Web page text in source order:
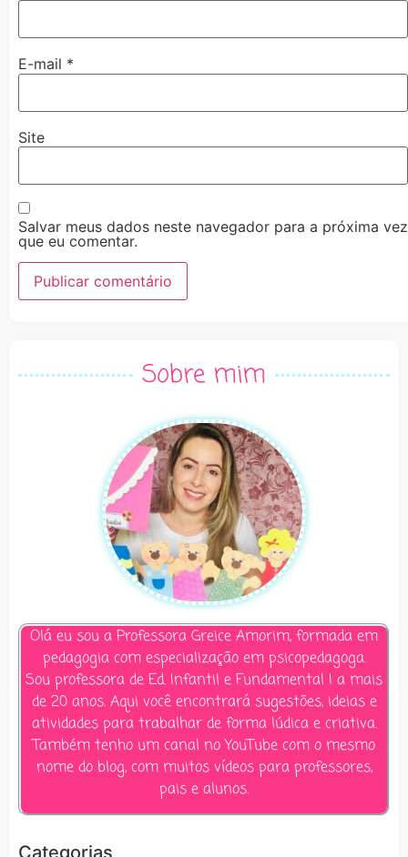
E-mail *
Site
Salvar meus dados neste navegador para a próxima vez
que eu comentar.
Sobre mim
Olá eu sou a Professora Greice Amorim, formada em
pedagogia com especialização em psicopedagoga.
Sou professora de Ed. Infantil e Fundamental I a mais
de 20 anos. Aqui você encontrará sugestões, ideias e
atividades para trabalhar de forma lúdica e criativa.
Também tenho um canal no YouTube com o mesmo
nome do blog, com muitos vídeos para professores,
pais e alunos.